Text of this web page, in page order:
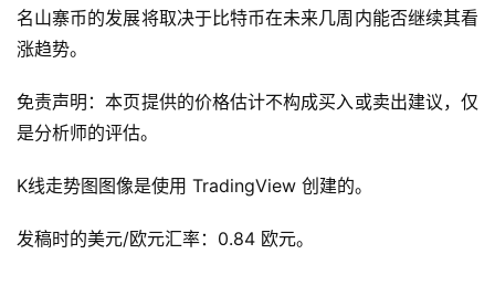
名山寨币的发展将取决于比特币在未来几周内能否继续其看
涨趋势。
免责声明：本页提供的价格估计不构成买入或卖出建议，仅
是分析师的评估。
K线走势图图像是使用 TradingView 创建的。
发稿时的美元/欧元汇率：0.84 欧元。